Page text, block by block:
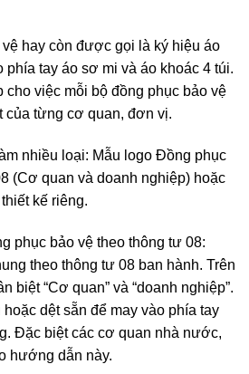
vệ hay còn được gọi là ký hiệu áo
tay áo sơ mi và áo khoác 4 túi.
cho việc mỗi bộ đồng phục bảo vệ
của từng cơ quan, đơn vị.
nhiều loại: Mẫu logo Đồng phục
(Cơ quan và doanh nghiệp) hoặc
kế riêng.
phục bảo vệ theo thông tư 08:
theo thông tư 08 ban hành. Trên
biệt “Cơ quan” và “doanh nghiệp”.
dệt sẵn để may vào phía tay
Đặc biệt các cơ quan nhà nước,
hướng dẫn này.